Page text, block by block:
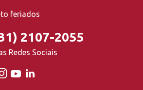
feriados
2107-2055
Redes Sociais